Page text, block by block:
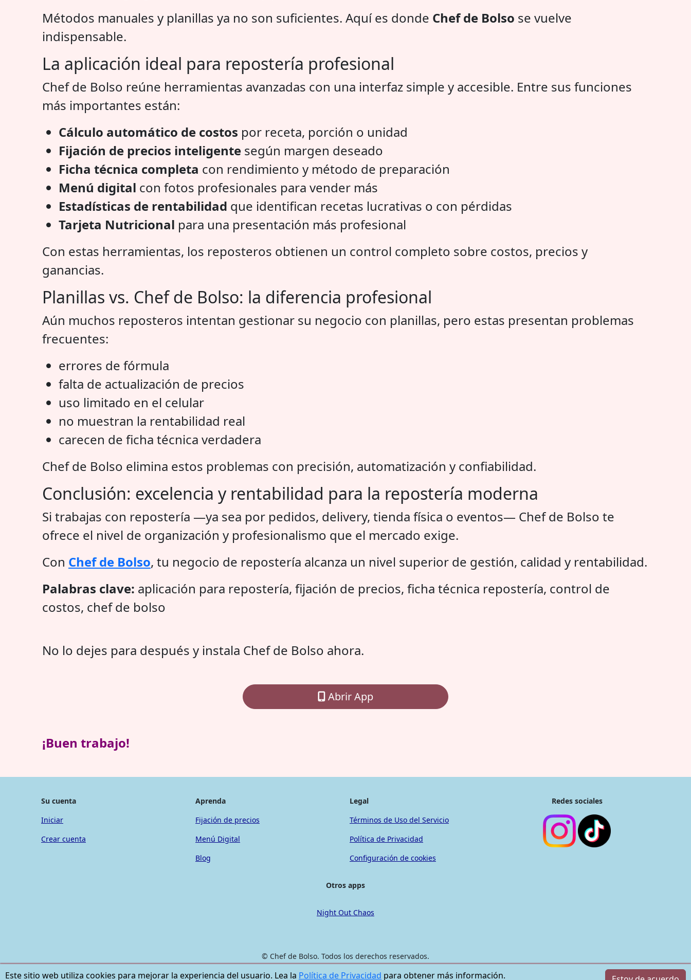
Métodos manuales y planillas ya no son suficientes. Aquí es donde Chef de Bolso se vuelve
indispensable.
La aplicación ideal para repostería profesional
Chef de Bolso reúne herramientas avanzadas con una interfaz simple y accesible. Entre sus funciones
más importantes están:
Cálculo automático de costos por receta, porción o unidad
Fijación de precios inteligente según margen deseado
Ficha técnica completa con rendimiento y método de preparación
Menú digital con fotos profesionales para vender más
Estadísticas de rentabilidad que identifican recetas lucrativas o con pérdidas
Tarjeta Nutricional para una presentación más profesional
Con estas herramientas, los reposteros obtienen un control completo sobre costos, precios y
ganancias.
Planillas vs. Chef de Bolso: la diferencia profesional
Aún muchos reposteros intentan gestionar su negocio con planillas, pero estas presentan problemas
frecuentes:
errores de fórmula
falta de actualización de precios
uso limitado en el celular
no muestran la rentabilidad real
carecen de ficha técnica verdadera
Chef de Bolso elimina estos problemas con precisión, automatización y confiabilidad.
Conclusión: excelencia y rentabilidad para la repostería moderna
Si trabajas con repostería —ya sea por pedidos, delivery, tienda física o eventos— Chef de Bolso te
ofrece el nivel de organización y profesionalismo que el mercado exige.
Con Chef de Bolso, tu negocio de repostería alcanza un nivel superior de gestión, calidad y rentabilidad.
Palabras clave: aplicación para repostería, fijación de precios, ficha técnica repostería, control de
costos, chef de bolso
No lo dejes para después y instala Chef de Bolso ahora.
Abrir App
¡Buen trabajo!
Este sitio web utiliza cookies para mejorar la experiencia del usuario. Lea la Política de Privacidad para obtener más información.
Su cuenta
Iniciar
Crear cuenta
Aprenda
Fijación de precios
Menú Digital
Blog
Legal
Términos de Uso del Servicio
Política de Privacidad
Configuración de cookies
Redes sociales
Otros apps
Night Out Chaos
© Chef de Bolso. Todos los derechos reservados.
Google Play y el logotipo de Google Play son marcas comerciales de Google LLC.